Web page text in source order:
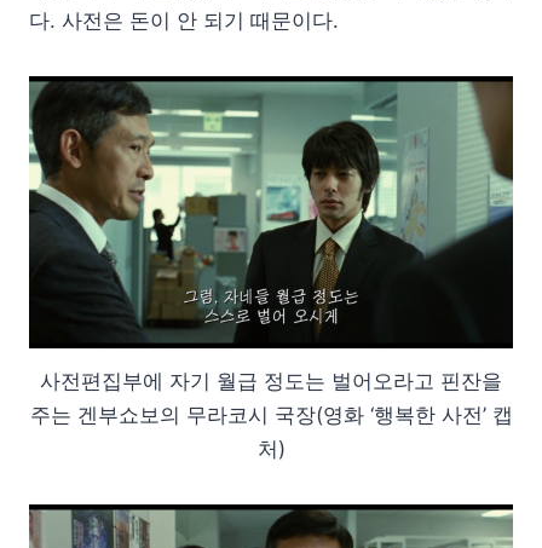
다. 사전은 돈이 안 되기 때문이다.
사전편집부에 자기 월급 정도는 벌어오라고 핀잔을
주는 겐부쇼보의 무라코시 국장(영화 ‘행복한 사전’ 캡
처)